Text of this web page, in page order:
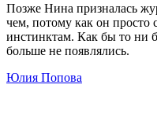
Позже Нина призналась
чем, потому как он просто
инстинктам. Как бы то ни
больше не появлялись.
Юлия Попова